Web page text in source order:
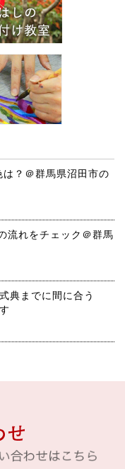
？＠群馬県沼田市の
流れをチェック＠群馬
典までに間に合う